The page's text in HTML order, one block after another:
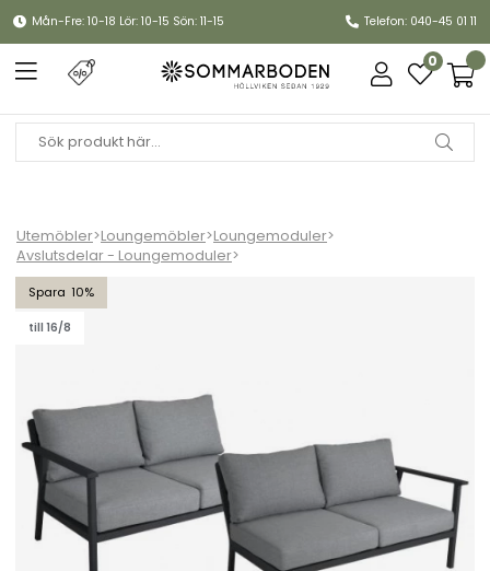
Mån-Fre: 10-18 Lör: 10-15 Sön: 11-15 Telefon: 040-45 01 11
0
Utemöbler>Loungemöbler>Loungemoduler>
Avslutsdelar - Loungemoduler>
10
till 16/8
Samvaro 2-sits avslut HV, låg - antracit/pearl grey dyna